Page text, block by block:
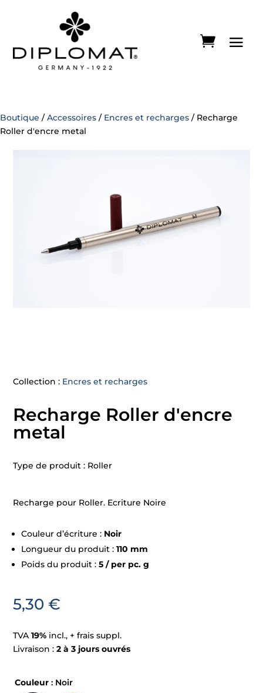
Boutique / Accessoires / Encres et recharges / Recharge
Roller d'encre metal
Collection : Encres et recharges
Recharge Roller d'encre
metal
Type de produit : Roller
Recharge pour Roller. Ecriture Noire
Couleur d’écriture : Noir
Longueur du produit :110 mm
Poids du produit :5 / per pc. g
5,30€
TVA19% incl., + frais suppl.
Livraison :2 à 3 jours ouvrés
Couleur : Noir